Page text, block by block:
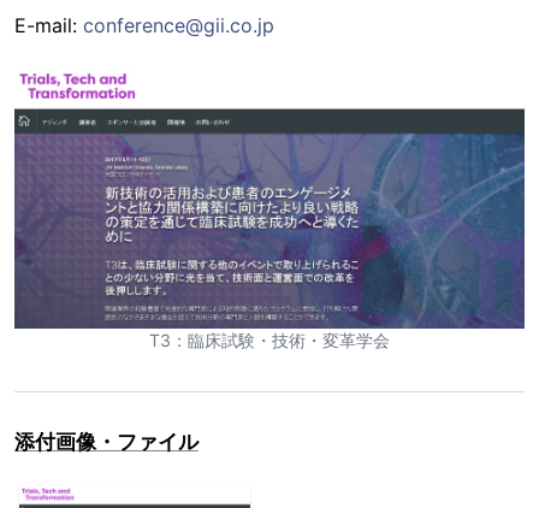
E-mail: conference@gii.co.jp
T3：臨床試験・技術・変革学会
添付画像・ファイル